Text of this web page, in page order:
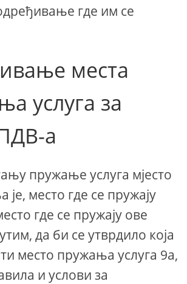
где им се
места
услуга за
а
пружање услуга мјесто
место где се пружају
где се пружају ове
да би се утврдило која
место пружања услуга 9а,
и услови за